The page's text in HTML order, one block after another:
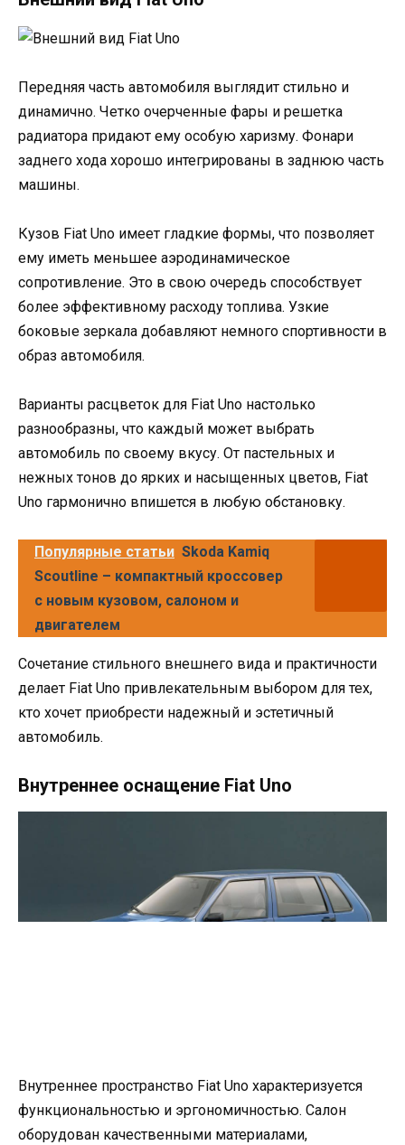
Передняя часть автомобиля выглядит стильно и
динамично. Четко очерченные фары и решетка
радиатора придают ему особую харизму. Фонари
заднего хода хорошо интегрированы в заднюю часть
машины.
Кузов Fiat Uno имеет гладкие формы, что позволяет
ему иметь меньшее аэродинамическое
сопротивление. Это в свою очередь способствует
более эффективному расходу топлива. Узкие
боковые зеркала добавляют немного спортивности в
образ автомобиля.
Варианты расцветок для Fiat Uno настолько
разнообразны, что каждый может выбрать
автомобиль по своему вкусу. От пастельных и
нежных тонов до ярких и насыщенных цветов, Fiat
Uno гармонично впишется в любую обстановку.
Популярные статьи Skoda Kamiq
Scoutline – компактный кроссовер
с новым кузовом, салоном и
двигателем
Сочетание стильного внешнего вида и практичности
делает Fiat Uno привлекательным выбором для тех,
кто хочет приобрести надежный и эстетичный
автомобиль.
Внутреннее оснащение Fiat Uno
Внутреннее пространство Fiat Uno характеризуется
функциональностью и эргономичностью. Салон
оборудован качественными материалами,